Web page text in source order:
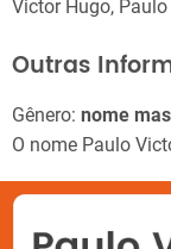
Victor Hugo, Paulo
Outras
Gênero: nome
O nome Paulo